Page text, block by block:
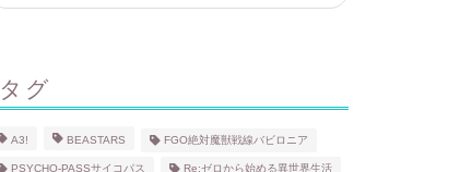
タグ
A3! BEASTARS FGO絶対魔獣戦線バビロニア
PSYCHO-PASSサイコパス Re:ゼロから始める異世界生活